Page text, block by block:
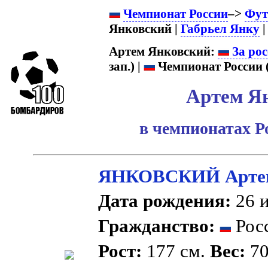
Чемпионат России–>
Янковский | Габрьел Янку
Артем Янковский:
За
зап.) |
Чемпионат России
Артем
в чемпионатах
ЯНКОВСКИЙ
Дата рождения: 26
Гражданство:
Рост: 177 см.Вес: